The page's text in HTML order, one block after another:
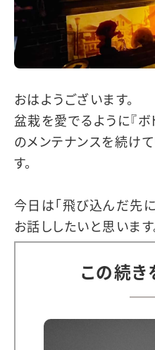
おはようございます。
盆栽を愛でるように『ボ
のメンテナンスを続け
す。
今日は「飛び込んだ先
お話ししたいと思います
この続き